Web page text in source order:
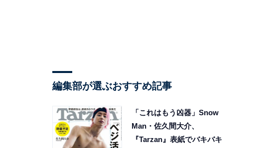
編集部が選ぶおすすめ記事
「これはもう凶器」Snow
Man・佐久間大介、
『Tarzan』表紙でバキバキ